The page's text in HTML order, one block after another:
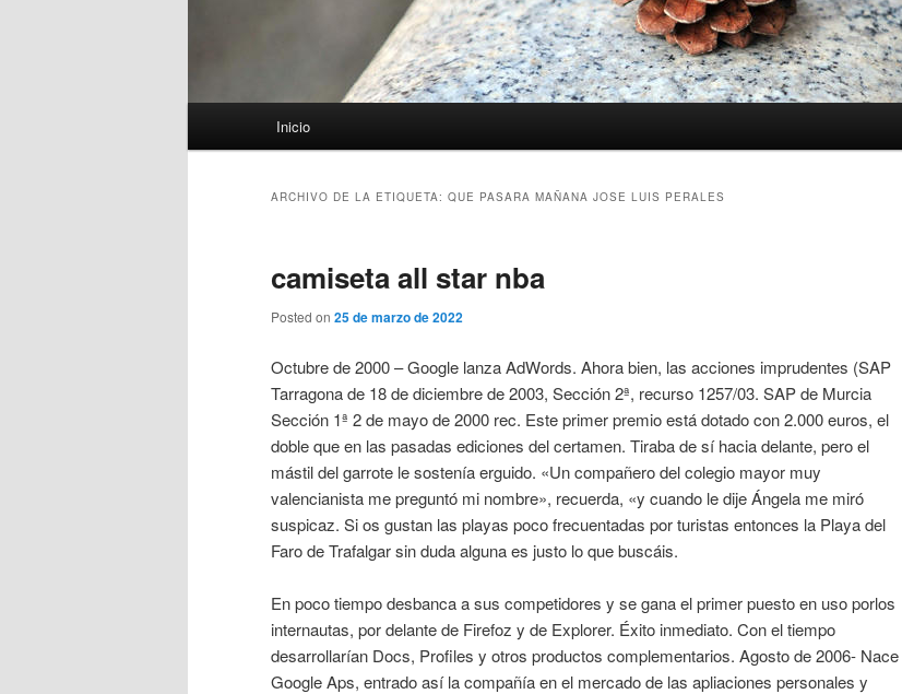
Inicio
ARCHIVO DE LA ETIQUETA: QUE PASARA MAÑANA JOSE LUIS PERALES
camiseta all star nba
Posted on 25 de marzo de 2022
Octubre de 2000 – Google lanza AdWords. Ahora bien, las acciones imprudentes (SAP
Tarragona de 18 de diciembre de 2003, Sección 2ª, recurso 1257/03. SAP de Murcia
Sección 1ª 2 de mayo de 2000 rec. Este primer premio está dotado con 2.000 euros, el
doble que en las pasadas ediciones del certamen. Tiraba de sí hacia delante, pero el
mástil del garrote le sostenía erguido. «Un compañero del colegio mayor muy
valencianista me preguntó mi nombre», recuerda, «y cuando le dije Ángela me miró
suspicaz. Si os gustan las playas poco frecuentadas por turistas entonces la Playa del
Faro de Trafalgar sin duda alguna es justo lo que buscáis.
En poco tiempo desbanca a sus competidores y se gana el primer puesto en uso porlos
internautas, por delante de Firefoz y de Explorer. Éxito inmediato. Con el tiempo
desarrollarían Docs, Profiles y otros productos complementarios. Agosto de 2006- Nace
Google Aps, entrado así la compañía en el mercado de las apliaciones personales y